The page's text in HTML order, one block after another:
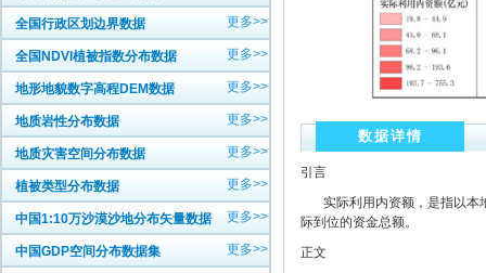
全国行政区划边界数据 更多>>
全国NDVI植被指数分布数据 更多>>
地形地貌数字高程DEM数据 更多>>
地质岩性分布数据 更多>>
地质灾害空间分布数据 更多>>
植被类型分布数据 更多>>
中国1:10万沙漠沙地分布矢量数据 更多>>
中国GDP空间分布数据集 更多>>
数据详情
引言
实际利用内资额，是指以本
际到位的资金总额。
正文